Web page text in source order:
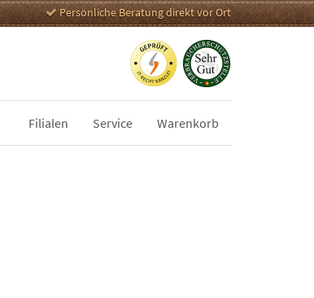
Persönliche Beratung direkt vor Ort
Filialen Service Warenkorb